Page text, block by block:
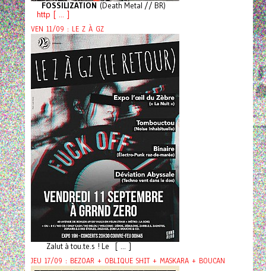
FOSSILIZATION (Death Metal // BR)
http [ ... ]
VEN 11/09 : LE Z À GZ
Zalut à tou.te.s ! Le [ ... ]
JEU 17/09 : BEZOAR + OBLIQUE SHIT + MASKARA + BOUCAN